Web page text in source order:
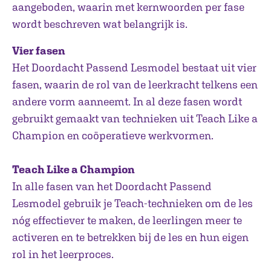
aangeboden, waarin met kernwoorden per fase
wordt beschreven wat belangrijk is.
Vier fasen
Het Doordacht Passend Lesmodel bestaat uit vier
fasen, waarin de rol van de leerkracht telkens een
andere vorm aanneemt. In al deze fasen wordt
gebruikt gemaakt van technieken uit Teach Like a
Champion en coöperatieve werkvormen.
Teach Like a Champion
In alle fasen van het Doordacht Passend
Lesmodel gebruik je Teach-technieken om de les
nóg effectiever te maken, de leerlingen meer te
activeren en te betrekken bij de les en hun eigen
rol in het leerproces.